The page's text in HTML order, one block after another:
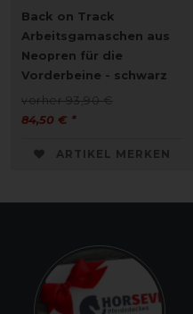
Back on Track
Arbeitsgamaschen aus
Neopren für die
Vorderbeine - schwarz
vorher 93,90 €
84,50 € *
ARTIKEL MERKEN